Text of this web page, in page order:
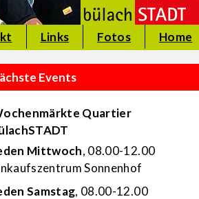
Links Fotos Home
Events
Quartier
Mittwoch, 08.00-12.00
Sonnenhof
Samstag, 08.00-12.00